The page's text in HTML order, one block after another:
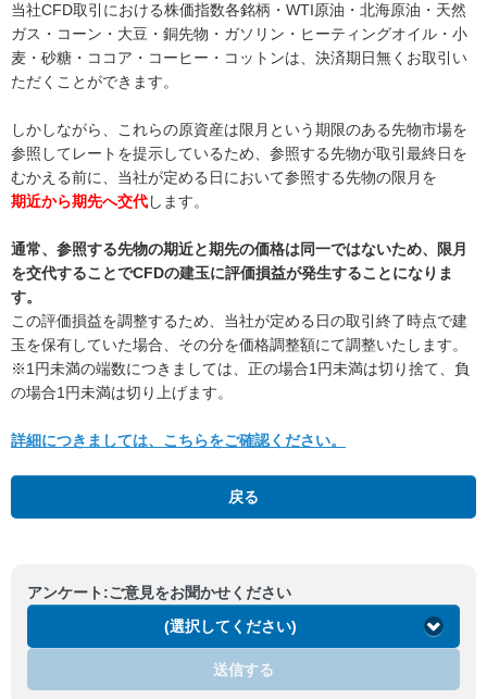
当社CFD取引における株価指数各銘柄・WTI原油・北海原油・天然
ガス・コーン・大豆・銅先物・ガソリン・ヒーティングオイル・小
麦・砂糖・ココア・コーヒー・コットンは、決済期日無くお取引い
ただくことができます。
しかしながら、これらの原資産は限月という期限のある先物市場を
参照してレートを提示しているため、参照する先物が取引最終日を
むかえる前に、当社が定める日において参照する先物の限月を
期近から期先へ交代します。
通常、参照する先物の期近と期先の価格は同一ではないため、限月
を交代することでCFDの建玉に評価損益が発生することになりま
す。
この評価損益を調整するため、当社が定める日の取引終了時点で建
玉を保有していた場合、その分を価格調整額にて調整いたします。
※1円未満の端数につきましては、正の場合1円未満は切り捨て、負
の場合1円未満は切り上げます。
詳細につきましては、こちらをご確認ください。
戻る
アンケート:ご意見をお聞かせください
(選択してください)
送信する